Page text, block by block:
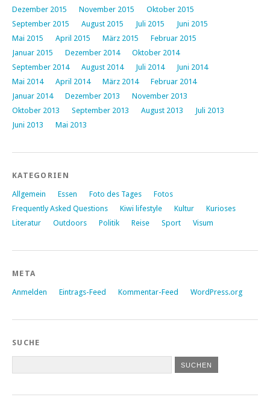
Dezember 2015
November 2015
Oktober 2015
September 2015
August 2015 Juli 2015
Juni 2015
Mai 2015
April 2015 März 2015
Februar 2015
Januar 2015
Dezember 2014
Oktober 2014
September 2014
August 2014 Juli 2014
Juni 2014
Mai 2014
April 2014 März 2014
Februar 2014
Januar 2014
Dezember 2013
November 2013
Oktober 2013
September 2013 August 2013
Juli 2013
Juni 2013
Mai 2013
KATEGORIEN
Allgemein Essen Foto des Tages
Fotos
Frequently Asked Questions
Kiwi lifestyle Kultur
Kurioses
Literatur
Outdoors Politik Reise Sport Visum
META
Anmelden Eintrags-Feed Kommentar-Feed WordPress.org
SUCHE